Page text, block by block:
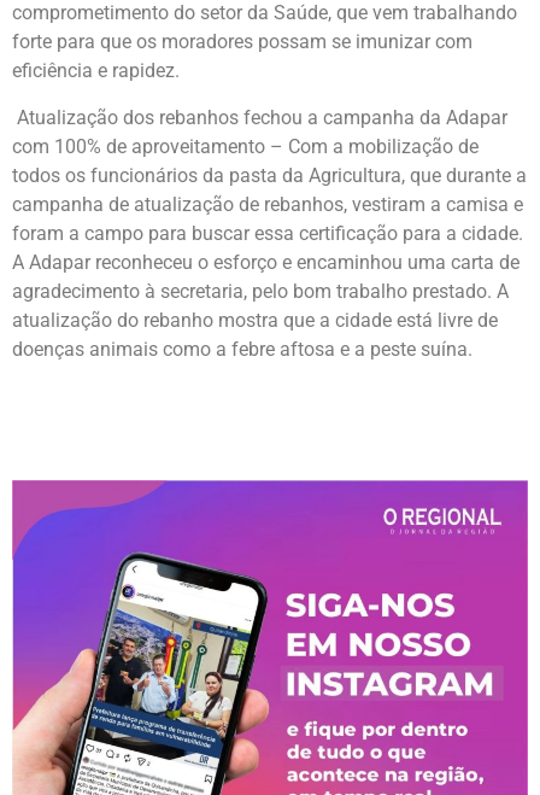
comprometimento do setor da Saúde, que vem trabalhando
forte para que os moradores possam se imunizar com
eficiência e rapidez.
Atualização dos rebanhos fechou a campanha da Adapar
com 100% de aproveitamento – Com a mobilização de
todos os funcionários da pasta da Agricultura, que durante a
campanha de atualização de rebanhos, vestiram a camisa e
foram a campo para buscar essa certificação para a cidade.
A Adapar reconheceu o esforço e encaminhou uma carta de
agradecimento à secretaria, pelo bom trabalho prestado. A
atualização do rebanho mostra que a cidade está livre de
doenças animais como a febre aftosa e a peste suína.